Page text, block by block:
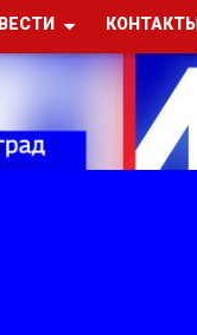
ВЕСТИ КОНТАКТЫ